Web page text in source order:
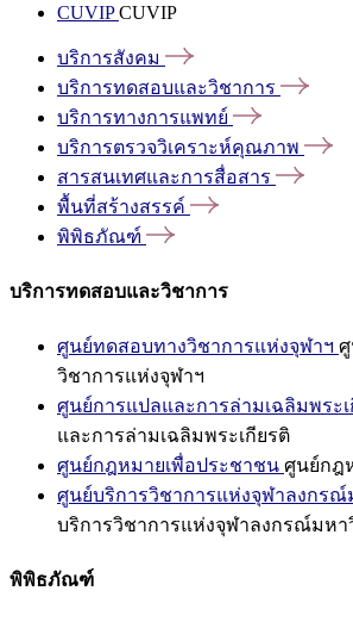
CUVIPCUVIP
บริการสังคม
บริการทดสอบและวิชาการ
บริการทางการแพทย์
บริการตรวจวิเคราะห์คุณภาพ
สารสนเทศและการสื่อสาร
พื้นที่สร้างสรรค์
พิพิธภัณฑ์
บริการทดสอบและวิชาการ
ศูนย์ทดสอบทางวิชาการแห่งจุฬาฯ
วิชาการแห่งจุฬาฯ
ศูนย์การแปลและการล่ามเฉลิมพระ
และการล่ามเฉลิมพระเกียรติ
ศูนย์กฎหมายเพื่อประชาชน ศูนย์กฎ
ศูนย์บริการวิชาการแห่งจุฬาลงกรณ์
บริการวิชาการแห่งจุฬาลงกรณ์มหา
พิพิธภัณฑ์